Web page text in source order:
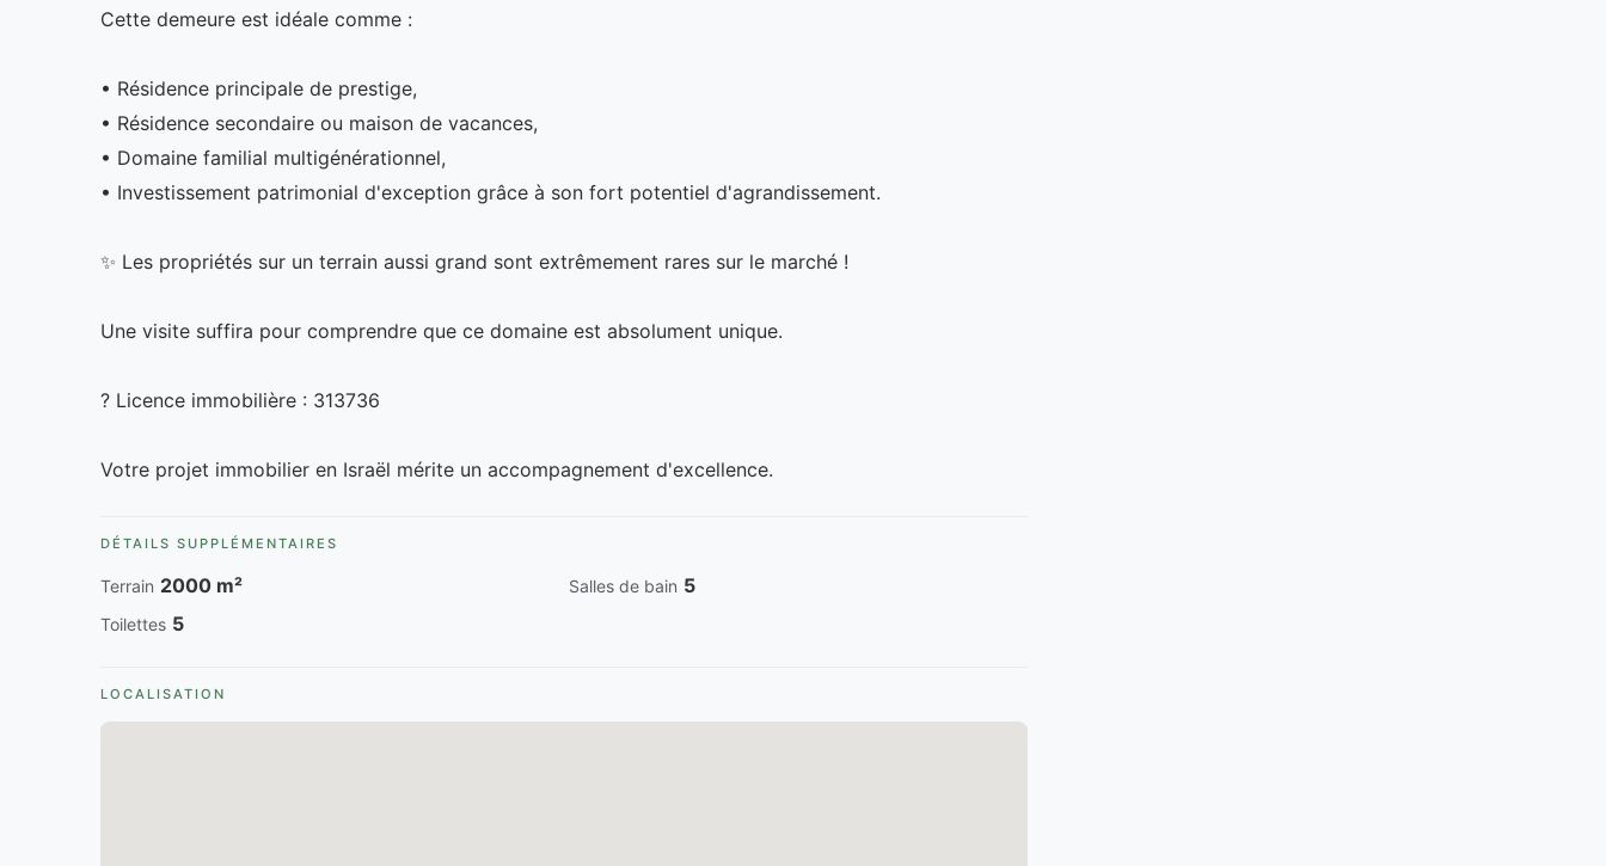
Cette demeure est idéale comme :
• Résidence principale de prestige,
• Résidence secondaire ou maison de vacances,
• Domaine familial multigénérationnel,
• Investissement patrimonial d'exception grâce à son fort potentiel d'agrandissement.
✨ Les propriétés sur un terrain aussi grand sont extrêmement rares sur le marché !
Une visite suffira pour comprendre que ce domaine est absolument unique.
? Licence immobilière : 313736
Votre projet immobilier en Israël mérite un accompagnement d'excellence.
DÉTAILS SUPPLÉMENTAIRES
Terrain 2000 m² Salles de bain 5
Toilettes 5
LOCALISATION